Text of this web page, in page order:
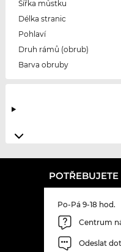
Šířka můstku
Délka stranic
Pohlaví
Druh rámů (obrub)
Barva obruby
Po-Pá 9-18 hod.
Centrum
Odeslat